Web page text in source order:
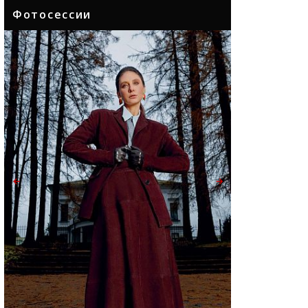
Фотосессии
← →